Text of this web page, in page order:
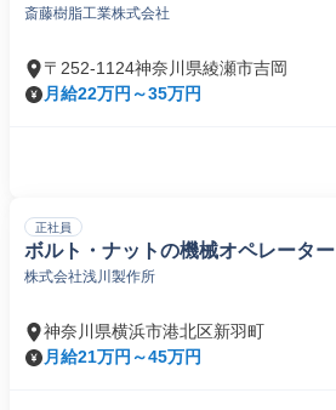
斎藤樹脂工業株式会社
〒252-1124神奈川県綾瀬市吉岡
月給22万円～35万円
正社員
ボルト・ナットの機械オペレーター
株式会社浅川製作所
神奈川県横浜市港北区新羽町
月給21万円～45万円